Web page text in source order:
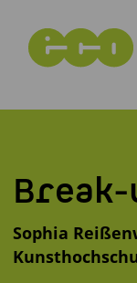
Break-
Sophia